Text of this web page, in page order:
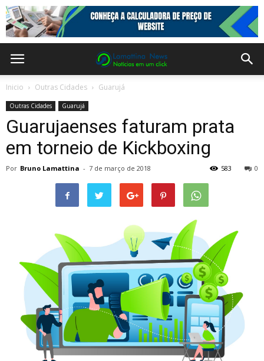
Inicio Outras Cidades Guarujá
Outras Cidades Guarujá
Guarujaenses faturam prata
em torneio de Kickboxing
Por Bruno Lamattina - 7 de março de 2018 0
583